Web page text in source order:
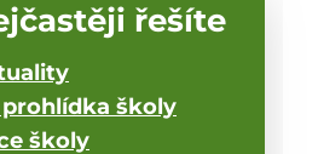
řešíte
prohlídka školy
školy